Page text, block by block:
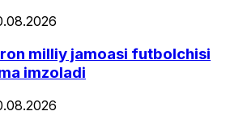
milliy jamoasi futbolchisi
imzoladi